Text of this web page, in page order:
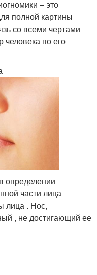
– это
полной картины
со всеми чертами
человека по его
определении
части лица
лица . Нос,
, не достигающий ее